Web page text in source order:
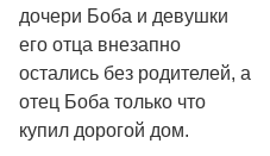
дочери Боба и девушки
его отца внезапно
остались без родителей, а
отец Боба только что
купил дорогой дом.